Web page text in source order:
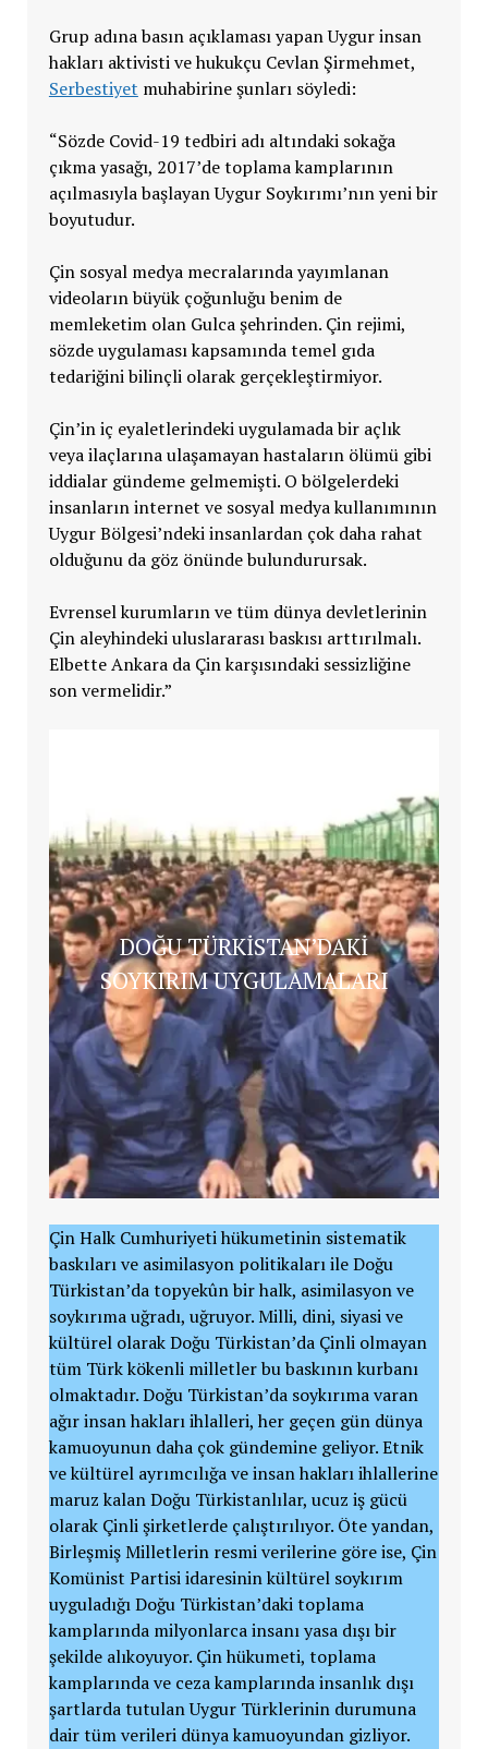
Grup adına basın açıklaması yapan Uygur insan
hakları aktivisti ve hukukçu Cevlan Şirmehmet,
Serbestiyet muhabirine şunları söyledi:
“Sözde Covid-19 tedbiri adı altındaki sokağa
çıkma yasağı, 2017’de toplama kamplarının
açılmasıyla başlayan Uygur Soykırımı’nın yeni bir
boyutudur.
Çin sosyal medya mecralarında yayımlanan
videoların büyük çoğunluğu benim de
memleketim olan Gulca şehrinden. Çin rejimi,
sözde uygulaması kapsamında temel gıda
tedariğini bilinçli olarak gerçekleştirmiyor.
Çin’in iç eyaletlerindeki uygulamada bir açlık
veya ilaçlarına ulaşamayan hastaların ölümü gibi
iddialar gündeme gelmemişti. O bölgelerdeki
insanların internet ve sosyal medya kullanımının
Uygur Bölgesi’ndeki insanlardan çok daha rahat
olduğunu da göz önünde bulundurursak.
Evrensel kurumların ve tüm dünya devletlerinin
Çin aleyhindeki uluslararası baskısı arttırılmalı.
Elbette Ankara da Çin karşısındaki sessizliğine
son vermelidir.”
DOĞU TÜRKİSTAN’DAKİ
SOYKIRIM UYGULAMALARI
Çin Halk Cumhuriyeti hükumetinin sistematik
baskıları ve asimilasyon politikaları ile Doğu
Türkistan’da topyekûn bir halk, asimilasyon ve
soykırıma uğradı, uğruyor. Milli, dini, siyasi ve
kültürel olarak Doğu Türkistan’da Çinli olmayan
tüm Türk kökenli milletler bu baskının kurbanı
olmaktadır. Doğu Türkistan’da soykırıma varan
ağır insan hakları ihlalleri, her geçen gün dünya
kamuoyunun daha çok gündemine geliyor. Etnik
ve kültürel ayrımcılığa ve insan hakları ihlallerine
maruz kalan Doğu Türkistanlılar, ucuz iş gücü
olarak Çinli şirketlerde çalıştırılıyor. Öte yandan,
Birleşmiş Milletlerin resmi verilerine göre ise, Çin
Komünist Partisi idaresinin kültürel soykırım
uyguladığı Doğu Türkistan’daki toplama
kamplarında milyonlarca insanı yasa dışı bir
şekilde alıkoyuyor. Çin hükumeti, toplama
kamplarında ve ceza kamplarında insanlık dışı
şartlarda tutulan Uygur Türklerinin durumuna
dair tüm verileri dünya kamuoyundan gizliyor.